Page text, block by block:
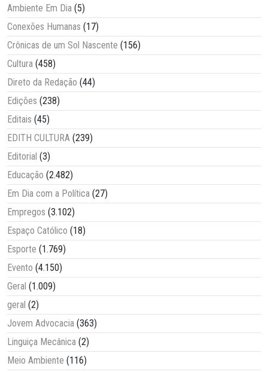
Ambiente Em Dia (5)
Conexões Humanas (17)
Crônicas de um Sol Nascente (156)
Cultura (458)
Direto da Redação (44)
Edições (238)
Editais (45)
EDITH CULTURA (239)
Editorial (3)
Educação (2.482)
Em Dia com a Política (27)
Empregos (3.102)
Espaço Católico (18)
Esporte (1.769)
Evento (4.150)
Geral (1.009)
geral (2)
Jovem Advocacia (363)
Linguiça Mecânica (2)
Meio Ambiente (116)